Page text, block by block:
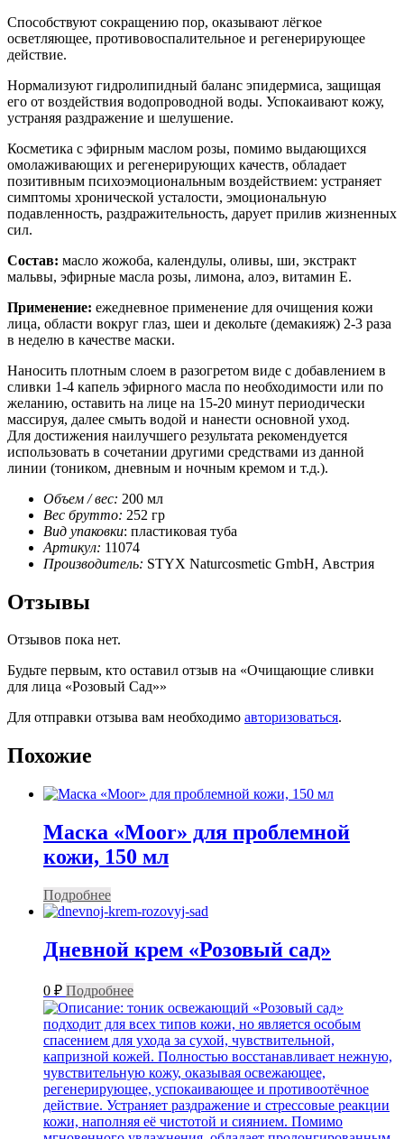
Способствуют сокращению пор, оказывают лёгкое
осветляющее, противовоспалительное и регенерирующее
действие.
Нормализуют гидролипидный баланс эпидермиса, защищая
его от воздействия водопроводной воды. Успокаивают кожу,
устраняя раздражение и шелушение.
Косметика с эфирным маслом розы, помимо выдающихся
омолаживающих и регенерирующих качеств, обладает
позитивным психоэмоциональным воздействием: устраняет
симптомы хронической усталости, эмоциональную
подавленность, раздражительность, дарует прилив жизненных
сил.
Состав: масло жожоба, календулы, оливы, ши, экстракт
мальвы, эфирные масла розы, лимона, алоэ, витамин Е.
Применение: ежедневное применение для очищения кожи
лица, области вокруг глаз, шеи и декольте (демакияж) 2-3 раза
в неделю в качестве маски.
Наносить плотным слоем в разогретом виде с добавлением в
сливки 1-4 капель эфирного масла по необходимости или по
желанию, оставить на лице на 15-20 минут периодически
массируя, далее смыть водой и нанести основной уход.
Для достижения наилучшего результата рекомендуется
использовать в сочетании другими средствами из данной
линии (тоником, дневным и ночным кремом и т.д.).
Объем / вес: 200 мл
Вес брутто: 252 гр
Вид упаковки: пластиковая туба
Артикул: 11074
Производитель: STYX Naturcosmetic GmbH, Австрия
Отзывы
Отзывов пока нет.
Будьте первым, кто оставил отзыв на «Очищающие сливки
для лица «Розовый Сад»»
Для отправки отзыва вам необходимо авторизоваться.
Похожие
Маска «Moor» для проблемной
кожи, 150 мл
Подробнее
Дневной крем «Розовый сад»
0 ₽ Подробнее